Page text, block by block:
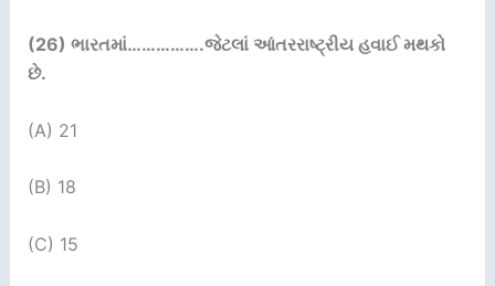
(26) ભારતમાં…………….જેટલાં આંતરરાષ્ટ્રીય હવાઈ મથકો
છે.
(A) 21
(B) 18
(C) 15